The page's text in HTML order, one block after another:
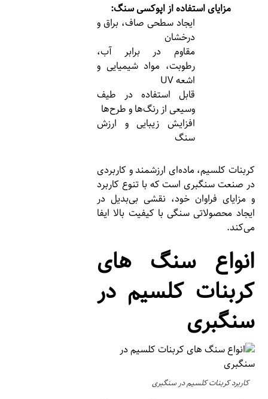
مزایای استفاده از اپوکسی سنگ:
ایجاد سطحی صاف، براق و
درخشان
مقاوم در برابر آب،
رطوبت، مواد شیمیایی و
اشعه UV
قابل استفاده در طیف
وسیعی از رنگ‌ها و طرح‌ها
افزایش زیبایی و ارزش
سنگ
کربنات کلسیم، ماده‌ای ارزشمند و کاربردی
در صنعت سنگبری است که با تنوع کاربرد
و مزایای فراوان خود، نقشی بی‌بدیل در
ایجاد محصولاتی سنگی با کیفیت بالا ایفا
می‌کند.
انواع سنگ های
کربنات کلسیم در
سنگبری
کاربرد کربنات کلسیم در سنگبری